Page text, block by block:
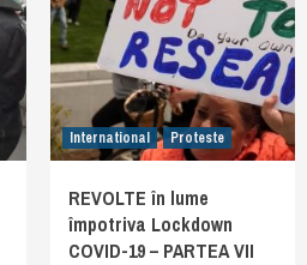
International Proteste
REVOLTE în lume
împotriva Lockdown
COVID-19 – PARTEA VII